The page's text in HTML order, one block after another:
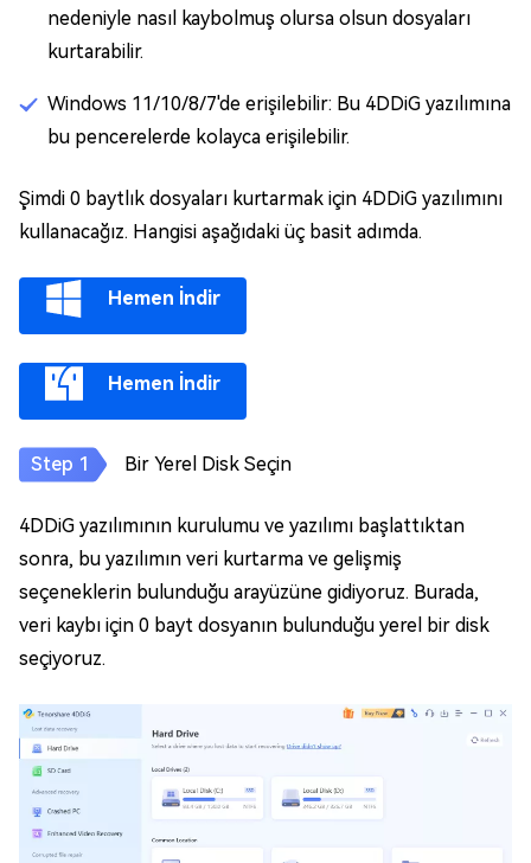
nedeniyle nasıl kaybolmuş olursa olsun dosyaları
kurtarabilir.
Windows 11/10/8/7'de erişilebilir: Bu 4DDiG yazılımına
bu pencerelerde kolayca erişilebilir.
Şimdi 0 baytlık dosyaları kurtarmak için 4DDiG yazılımını
kullanacağız. Hangisi aşağıdaki üç basit adımda.
Hemen İndir
Hemen İndir
Bir Yerel Disk Seçin
4DDiG yazılımının kurulumu ve yazılımı başlattıktan
sonra, bu yazılımın veri kurtarma ve gelişmiş
seçeneklerin bulunduğu arayüzüne gidiyoruz. Burada,
veri kaybı için 0 bayt dosyanın bulunduğu yerel bir disk
seçiyoruz.